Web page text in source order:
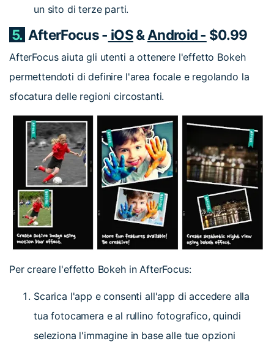
un sito di terze parti.
5. AfterFocus - iOS& Android - $0.99
AfterFocus aiuta gli utenti a ottenere l'effetto Bokeh
permettendoti di definire l'area focale e regolando la
sfocatura delle regioni circostanti.
Per creare l'effetto Bokeh in AfterFocus:
Scarica l'app e consenti all'app di accedere alla
tua fotocamera e al rullino fotografico, quindi
seleziona l'immagine in base alle tue opzioni